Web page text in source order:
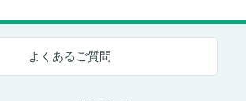
よくあるご質問